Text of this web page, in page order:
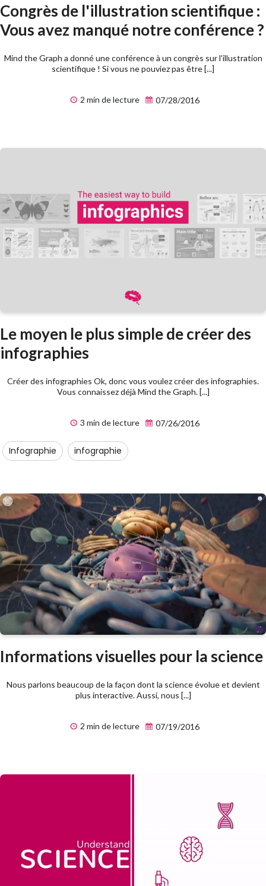
Congrès de l'illustration scientifique :
Vous avez manqué notre conférence ?
Mind the Graph a donné une conférence à un congrès sur l'illustration
scientifique ! Si vous ne pouviez pas être [...]
2 min de lecture 07/28/2016
Le moyen le plus simple de créer des
infographies
Créer des infographies Ok, donc vous voulez créer des infographies.
Vous connaissez déjà Mind the Graph. [...]
3 min de lecture 07/26/2016
Infographie infographie
Informations visuelles pour la science
Nous parlons beaucoup de la façon dont la science évolue et devient
plus interactive. Aussi, nous [...]
2 min de lecture 07/19/2016